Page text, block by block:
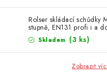
Rolser skládací schůdky
stupně, EN131 profi i a
Skladem (3 ks)
Zobrazit